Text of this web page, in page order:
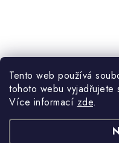
Tento web používá
tohoto webu vyjadřujete
Více informací zde.